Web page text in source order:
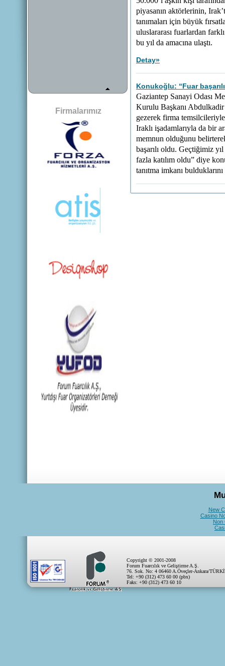
Firmalarımız
piyasanın aktörlerinin,
tanımaları için büyük
uluslararası fuarlardan
bu yıl da amacına ulaştı.
Detay»
Konukoğlu: “Fuar
Gaziantep Sanayi Odası
Kurulu Başkanı
gezerek firma
Iraklı işadamlarıyla da bir
memnun olduğunu
başarılı oldu. Geçtiğimiz
fazla katılım oldu” diye
tanıtma imkanı
New
Casino
Non
Copyright © 2001-2008
Forum Fuarcılık ve Geliştirme A.Ş.
76. Sok. No: 4 06460 A.Öveçler-Ankara/
Tel: +90 (312) 473 60 00 (pbx)
Faks: +90 (312) 473 60 10